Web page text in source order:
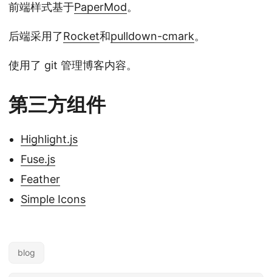
前端样式基于PaperMod。
后端采用了Rocket和pulldown-cmark。
使用了 git 管理博客内容。
第三方组件
Highlight.js
Fuse.js
Feather
Simple Icons
blog